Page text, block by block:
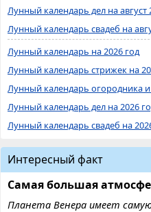
Лунный календарь дел на август
Лунный календарь свадеб на
Лунный календарь на 2026 год
Лунный календарь стрижек на
Лунный календарь огородника и
Лунный календарь дел на 2026
Лунный календарь свадеб на
Интересный факт
Самая большая
Планета Венера имеет